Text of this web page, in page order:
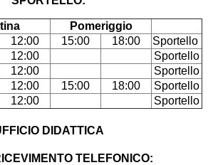
Pomeriggio
12:00 15:00 18:00
Sportello
12:00
Sportello
12:00
Sportello
12:00 15:00 18:00
Sportello
12:00 Sportello
DIDATTICA
TELEFONICO: